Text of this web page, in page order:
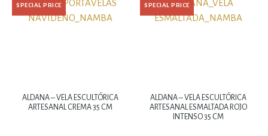
SPECIAL PRICE
ALDANA – VELA ESCULTÓRICA
ARTESANAL CREMA 35 CM
SPECIAL PRICE
ALDANA – VELA ESCULTÓRICA
ARTESANAL ESMALTADA ROJO
INTENSO 35 CM